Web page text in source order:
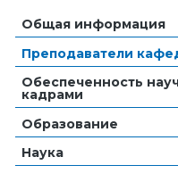
Общая информация
Преподаватели
Обеспеченность
кадрами
Образование
Наука